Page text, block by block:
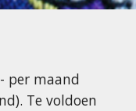
per maand
Te voldoen